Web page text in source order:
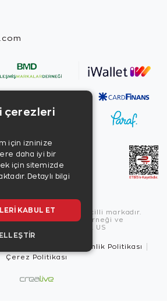
2026, Zen Diamond tescilli markadır.
Birleşmiş Markalar Derneği ve
Programı üyesidir. US
Güvenlik Politikası
Çerez Politikası
çerezleri
için izninize
daha iyi bir
için sitemizde
Detaylı bilgi
KABUL ET